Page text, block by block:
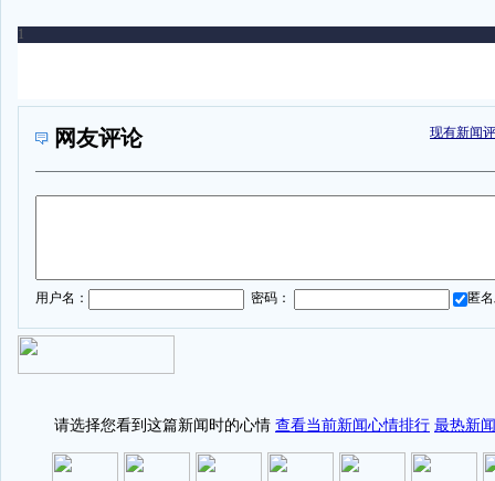
现有新闻
网友评论
用户名： 密码： 匿